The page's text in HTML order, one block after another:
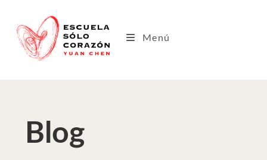
contenido
Menú
Blog